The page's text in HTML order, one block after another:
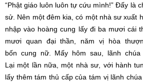
“Phật giáo luôn luôn tự cứu mình!” Đấy là
sử . Nên một đêm kia, có một nhà sư xuất
nhập vào hoàng cung lấy điba mươi cái
mươi quan đại thần , năm vị hòa
bốn cung nữ. Mấy hôm sau, lãnh chúa
Lại một lần nữa, một nhà sư , với hành
lấy thêm tám thủ cấp của tám vị lãnh